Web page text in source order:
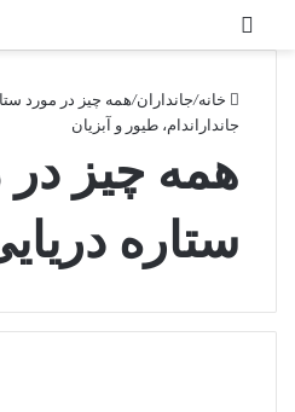
خانه/جانداران/همه چیز در مورد
جانداراندام، طیور و آبزیان
همه چیز در
ستاره